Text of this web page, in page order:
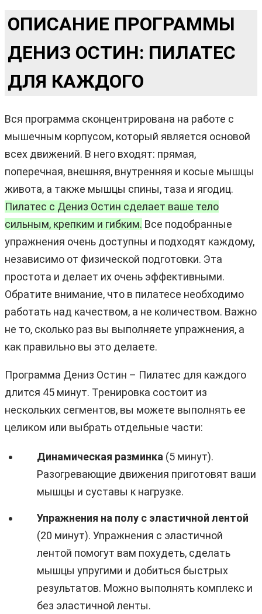
ОПИСАНИЕ ПРОГРАММЫ
ДЕНИЗ ОСТИН: ПИЛАТЕС
ДЛЯ КАЖДОГО
Вся программа сконцентрирована на работе с
мышечным корпусом, который является основой
всех движений. В него входят: прямая,
поперечная, внешняя, внутренняя и косые мышцы
живота, а также мышцы спины, таза и ягодиц.
Пилатес с Дениз Остин сделает ваше тело
сильным, крепким и гибким. Все подобранные
упражнения очень доступны и подходят каждому,
независимо от физической подготовки. Эта
простота и делает их очень эффективными.
Обратите внимание, что в пилатесе необходимо
работать над качеством, а не количеством. Важно
не то, сколько раз вы выполняете упражнения, а
как правильно вы это делаете.
Программа Дениз Остин – Пилатес для каждого
длится 45 минут. Тренировка состоит из
нескольких сегментов, вы можете выполнять ее
целиком или выбрать отдельные части:
Динамическая разминка (5 минут).
Разогревающие движения приготовят ваши
мышцы и суставы к нагрузке.
Упражнения на полу с эластичной лентой
(20 минут). Упражнения с эластичной
лентой помогут вам похудеть, сделать
мышцы упругими и добиться быстрых
результатов. Можно выполнять комплекс и
без эластичной ленты.